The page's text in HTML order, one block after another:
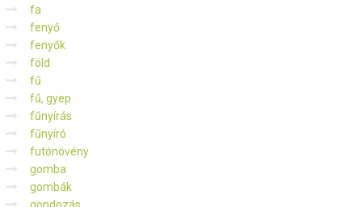
fa
fenyő
fenyők
föld
fű
fű, gyep
fűnyírás
fűnyíró
futónövény
gomba
gombák